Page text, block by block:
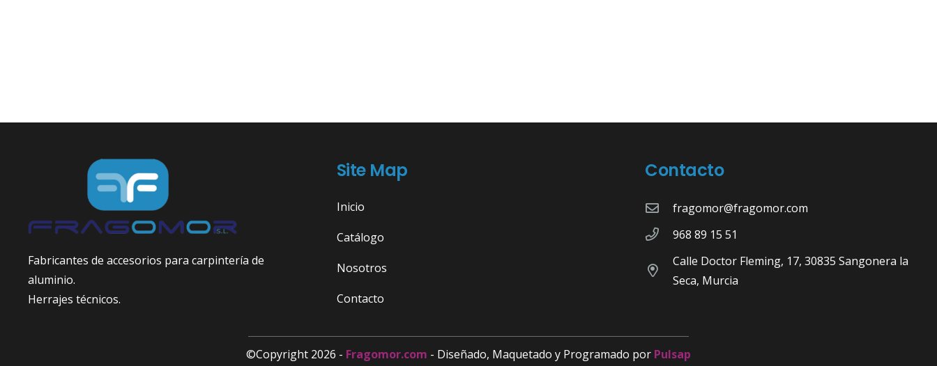
Fabricantes de accesorios para carpintería de
aluminio.
Herrajes técnicos.
Site Map
Inicio
Catálogo
Nosotros
Contacto
Contacto
fragomor@fragomor.com
968 89 15 51
Calle Doctor Fleming, 17, 30835 Sangonera la
Seca, Murcia
©Copyright 2026 - Fragomor.com - Diseñado, Maquetado y Programado por Pulsap